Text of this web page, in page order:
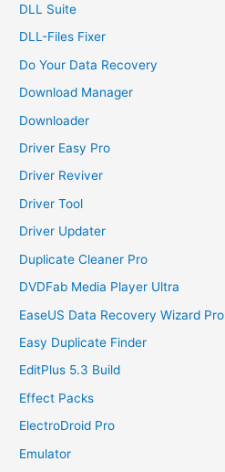
DLL Suite
DLL-Files Fixer
Do Your Data Recovery
Download Manager
Downloader
Driver Easy Pro
Driver Reviver
Driver Tool
Driver Updater
Duplicate Cleaner Pro
DVDFab Media Player Ultra
EaseUS Data Recovery Wizard Pro
Easy Duplicate Finder
EditPlus 5.3 Build
Effect Packs
ElectroDroid Pro
Emulator